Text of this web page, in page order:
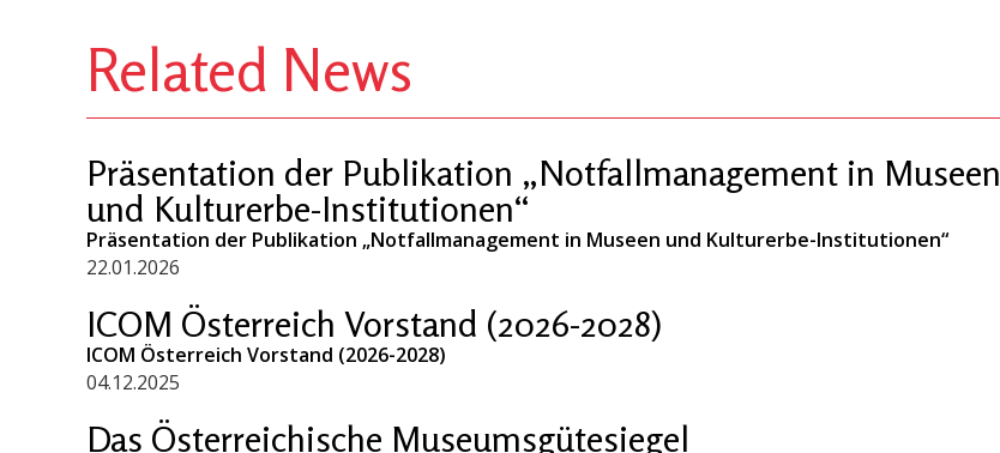
Related News
Präsentation der Publikation „Notfallmanagement in Museen
und Kulturerbe-Institutionen“
Präsentation der Publikation „Notfallmanagement in Museen und Kulturerbe-Institutionen“
22.01.2026
ICOM Österreich Vorstand (2026-2028)
ICOM Österreich Vorstand (2026-2028)
04.12.2025
Das Österreichische Museumsgütesiegel